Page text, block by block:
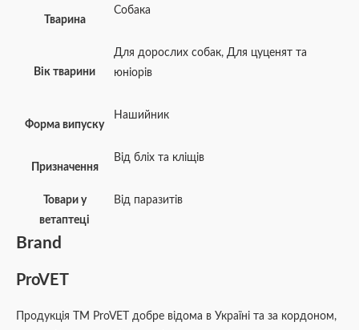
Тварина
Собака
Вік тварини
Для дорослих собак, Для цуценят та
юніорів
Форма випуску
Нашийник
Призначення
Від бліх та кліщів
Товари у
ветаптеці
Від паразитів
Brand
ProVET
Продукція ТМ ProVET добре відома в Україні та за кордоном,